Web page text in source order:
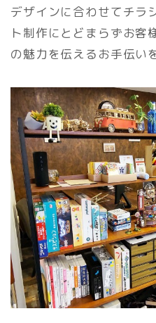
デザインに合わせてチラ
ト制作にとどまらずお客
の魅力を伝えるお手伝い